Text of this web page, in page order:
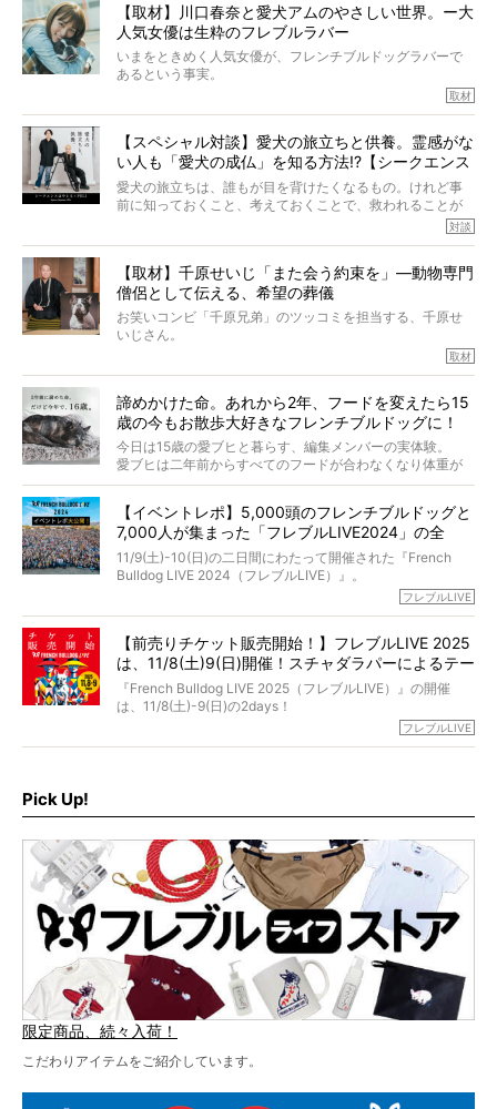
カエピソードが次から次へと飛び出しました。
【取材】川口春奈と愛犬アムのやさしい世界。ー大
人気女優は生粋のフレブルラバー
いまをときめく人気女優が、フレンチブルドッグラバーで
あるという事実。
とりを目の当たりにするほどに、そのフレンチブルドッグ
愛がわたしたちのそれとまったく同じであることに、なん
だかうれしくなってしまったのでした。
春奈さんとアムちゃんのすてきな暮らしを、BUHI編集長の
小西がいつくしみながら、切り取らせていただきます。
取材
【スペシャル対談】愛犬の旅立ちと供養。霊感がな
い人も「愛犬の成仏」を知る方法!?【シークエンス
はやとも×PELI】
愛犬の旅立ちは、誰もが目を背けたくなるもの。けれど事
前に知っておくこと、考えておくことで、救われることが
力をもつお笑い芸人「シークエンスはやとも」さんに、愛
犬の旅立ちや供養についてインタビュー。
インタビュアー兼対談相手は、大の犬好きで心霊分野の知
識にも長けているPELIさん。
「愛犬が旅立ったあと、ベッドやおもちゃはどうすればい
い？」「お骨はどうするべき？」「お花やお線香は喜んで
くれる？」
さらには、霊感がない人でも愛犬が成仏したことを知る方
法まで。
お笑い芸人だからこそ暗くなりすぎない、むしろ心がスッ
と軽くなる。
永久保存版のスペシャル対談です！
対談
【取材】千原せいじ「また会う約束を」―動物専門
僧侶として伝える、希望の葬儀
お笑いコンビ「千原兄弟」のツッコミを担当する、千原せ
いじさん。
今年で結成35周年を迎え、芸人としての活躍も目覚ましい
た。
僧侶としての名は「靖賢（せいけん）」。
当時54歳という年齢にして、なぜ動物専門僧侶という道を
選んだのか。
また、愛犬の旅立ちとどのように向き合うべきなのか。
た。
取材
諦めかけた命。あれから2年、フードを変えたら15
歳の今もお散歩大好きなフレンチブルドッグに！
今日は15歳の愛ブヒと暮らす、編集メンバーの実体験。
愛ブヒは二年前からすべてのフードが合わなくなり体重が
激減。検査をしても異常はなく「年齢のせいですね…」と言
もう諦めるしかないのかな…そんなとき、我が家に届いたの
が「THE fu-do(ザ・フード)」の試食品でした。
そして「THE fu-do(ザ・フード)」を食べつづけて二年、愛
ブヒは15歳になり、今も元気にお散歩をしています。
今回は、二年前の絶望から今までを包み隠さず、時系列で
【イベントレポ】5,000頭のフレンチブルドッグと
7,000人が集まった「フレブルLIVE2024」の全
貌！
11/9(土)-10(日)の二日間にわたって開催された『French
Bulldog LIVE 2024（フレブルLIVE）』。
今年はのべ5,000頭のフレンチブルドッグと7,000人のフレ
day1の司会はフレブルラバーのロッチさん。day2の音楽フ
ェスには世代ど真ん中のPUFFYが出演するなど、例年以上
に豪華なラインナップ。
北は北海道、南は鹿児島県から。全国のフレンチブルドッ
グが一堂に会した「フレブルLIVE2024」の模様を、詳しく
フレブルLIVE
【前売りチケット販売開始！】フレブルLIVE 2025
は、11/8(土)9(日)開催！スチャダラパーによるテー
マソング制作も決定
『French Bulldog LIVE 2025（フレブルLIVE）』の開催
は、11/8(土)-9(日)の2days！
お得な前売りチケット、いよいよ販売スタートです！
ど、内容盛りだくさんでお送りしていますので、最後まで
お見逃しなく！
フレブルLIVE
Pick Up!
限定商品、続々入荷！
こだわりアイテムをご紹介しています。